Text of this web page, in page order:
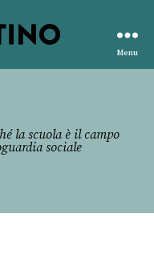
Menu
la scuola è il campo
sociale